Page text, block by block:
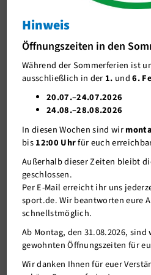
Neue Geräte im Studio
Neue Geräte im Studio
21.10.2025
J-Team
Stellenangebote
Förderverein me-sport e.V.
Mitgliederservice
Verantwortung
Hinweis
Öffnungszeiten in den
Während der Sommerferien ist
ausschließlich in der 1. und6.
20.07.–24.07.2026
24.08.–28.08.2026
In diesen Wochen sind wir
bis12:00 Uhrfür euch
Außerhalb dieser Zeiten bleibt
geschlossen.
Per E-Mail erreicht ihr uns
sport.de. Wir beantworten eure
schnellstmöglich.
Ab Montag, den 31.08.2026, sind
gewohnten Öffnungszeiten für
Wir danken Ihnen für euer